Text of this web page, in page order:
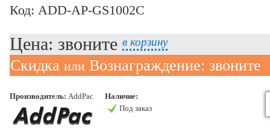
Код: ADD-AP-GS1002C
Цена: звоните в корзину
Скидка или Вознаграждение: звоните
Производитель: AddPac
Наличие:
Под заказ